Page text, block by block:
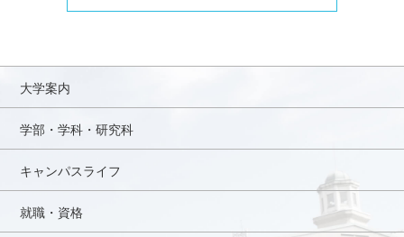
大学案内
学部・学科・研究科
キャンパスライフ
就職・資格